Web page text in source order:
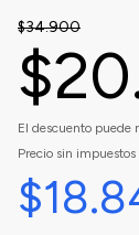
$34.900
El descuento puede
Precio sin impuestos